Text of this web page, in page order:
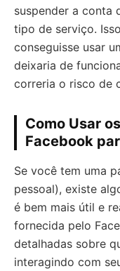
suspender a conta
tipo de serviço.
conseguisse usar
deixaria de
correria o risco de
Como Usar
Facebook
Se você tem uma
pessoal), existe
é bem mais útil e
fornecida pelo
detalhadas sobre
interagindo com